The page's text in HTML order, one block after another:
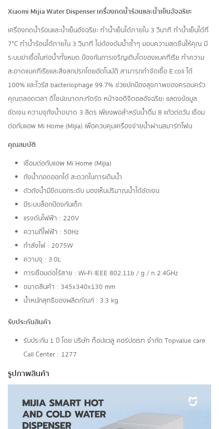
Xiaomi Mijia Water Dispenser เครื่องกดน้ำร้อนและน้ำเย็นอัจฉริยะ
เครื่องกดน้ำร้อนและน้ำเย็นอัจฉริยะ ทำน้ำเย็นได้ภายใน 3 วินาที ทำน้ำเย็นได้ที่
7°C ทำน้ำร้อนได้ภายใน 3 วินาที ไม่ต้องต้มน้ำซ้ำๆ มอบความสดชื่นให้คุณ มี
ระบบฆ่าเชื้อในท่อน้ำทั้งหมด ป้องกันการเจริญเติบโตของแบคทีเรีย ทำความ
สะอาดแบคทีเรียและสิ่งสกปรกโดยอัตโนมัติ สามารถกำจัดเชื้อ E.coli ได้
100% และไวรัส bacteriophage 99.7% ช่วยปกป้องสุขภาพของครอบครัว
คุณตลอดเวลา ดีไซน์ขนาดกะทัดรัด หน้าจอดิจิตอลอัจฉริยะ แสดงข้อมูล
ชัดเจน ความจุถังน้ำขนาด 3 ลิตร เพียงพอสำหรับน้ำดื่ม 8 แก้วต่อวัน เชื่อม
ต่อกับแอพ Mi Home (Mijia) เพื่อควบคุมเครื่องจ่ายน้ำผ่านสมาร์ทโฟน
คุณสมบัติ
เชื่อมต่อกับแอพ Mi Home (Mijia)
ถังน้ำถอดออกได้ สะดวกในการเติมน้ำ
ตัวถังน้ำมีขีดบอกระดับ มองเห็นปริมาณน้ำได้ชัดเจน
มีระบบล็อกป้องกันเด็ก
แรงดันไฟฟ้า : 220V
ความถี่ไฟฟ้า : 50Hz
กำลังไฟ : 2075W
ความจุ : 3.0L
การเชื่อมต่อไร้สาย : Wi-Fi IEEE 802.11b / g / n 2.4GHz
ขนาดสินค้า : 345x340x130 mm
น้ำหนักสุทธิของผลิตภัณฑ์ : 3.3 kg
รับประกันสินค้า
รับประกัน 1 ปี โดย บริษัท ท็อปแวลู คอร์ปอเรท จํากัด Topvalue care
Call Center : 1277
รูปภาพสินค้า